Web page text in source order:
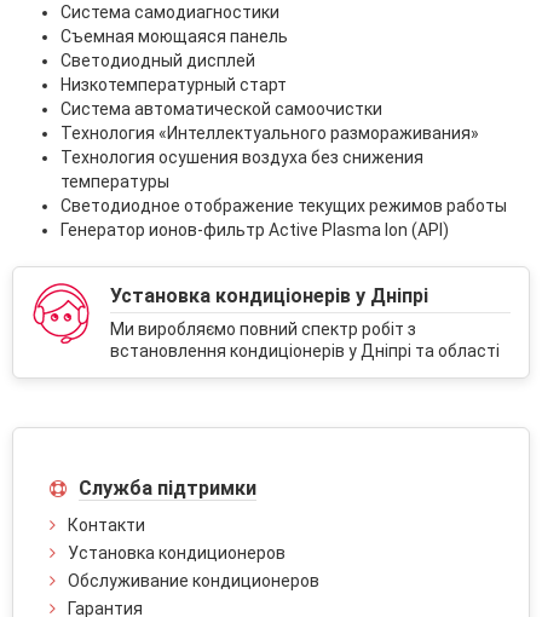
Система самодиагностики
Съемная моющаяся панель
Светодиодный дисплей
Низкотемпературный старт
Система автоматической самоочистки
Технология «Интеллектуального размораживания»
Технология осушения воздуха без снижения
температуры
Светодиодное отображение текущих режимов работы
Генератор ионов-фильтр Active Plasma Ion (API)
Установка кондиціонерів у Дніпрі
Ми виробляємо повний спектр робіт з
встановлення кондиціонерів у Дніпрі та області
Служба підтримки
Контакти
Установка кондиционеров
Обслуживание кондиционеров
Гарантия